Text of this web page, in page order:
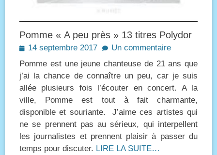
Pomme « A peu près » 13 titres Polydor
Posted
14 septembre 2017
Un commentaire
Pomme est une jeune chanteuse de 21 ans que
j’ai la chance de connaître un peu, car je suis
allée plusieurs fois l’écouter en concert. A la
ville, Pomme est tout à fait charmante,
disponible et souriante. J’aime ces artistes qui
ne se prennent pas au sérieux, qui interpellent
les journalistes et prennent plaisir à passer du
temps pour discuter. LIRE LA SUITE…